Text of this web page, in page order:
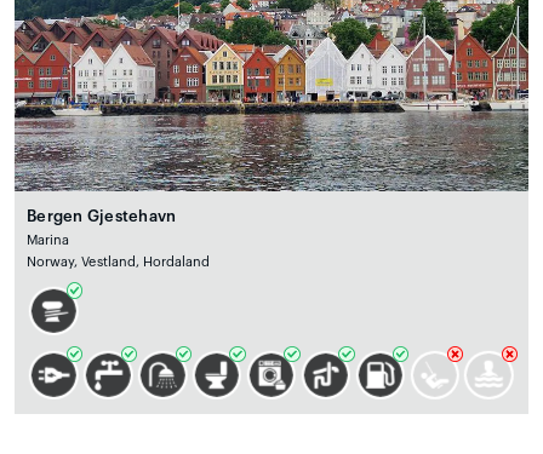
Bergen Gjestehavn
Marina
Norway, Vestland, Hordaland